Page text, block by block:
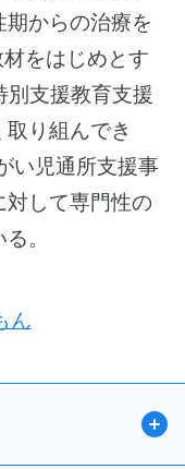
からの治療を
をはじめとす
別支援教育支援
取り組んでき
い児通所支援事
して専門性の
。
ん